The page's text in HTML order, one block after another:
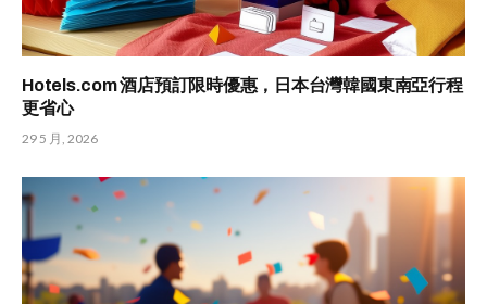
Hotels.com 酒店預訂限時優惠，日本台灣韓國東南亞行程
更省心
29 5 月, 2026